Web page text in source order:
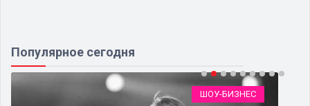
Популярное сегодня
ШОУ-БИЗНЕС